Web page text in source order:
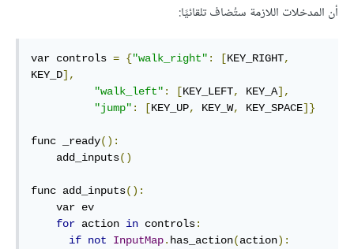
أن المدخلات اللازمة ستُضاف تلقائيًا:
var controls = {"walk_right" : [KEY_RIGHT,
KEY_D],
"walk_left" : [KEY_LEFT, KEY_A],
"jump" : [KEY_UP, KEY_W, KEY_SPACE]}
func _ready():
    add_inputs
()
func add_inputs():
for action in controls:
if not InputMap. has_action(action):